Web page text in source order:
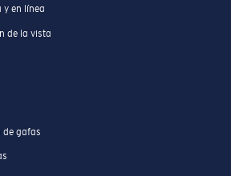
y en línea
de la vista
de gafas